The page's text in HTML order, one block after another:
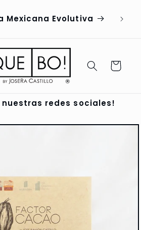
Mexicana Evolutiva
Carrito
nuestras redes sociales!